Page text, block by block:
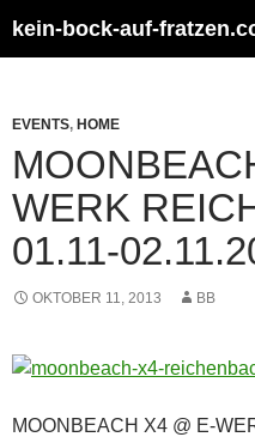
Inhalt
kein-bock-auf-
EVENTS, HOME
WERK
01.11-
OKTOBER 11, 2013 BB
MOONBEACH X4 @ E-